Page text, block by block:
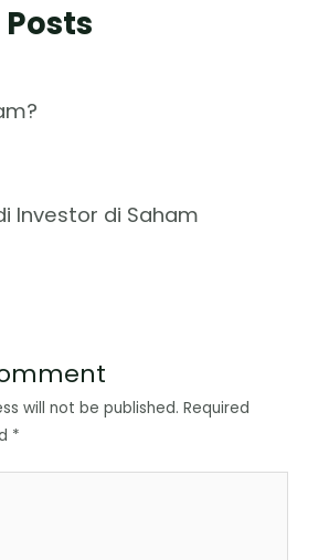
Investor di Saham
will not be published. Required
*